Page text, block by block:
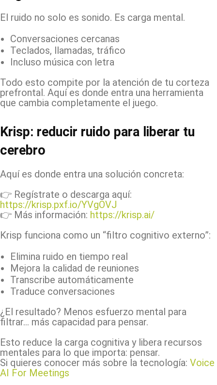
El ruido no solo es sonido. Es carga mental.
Conversaciones cercanas
Teclados, llamadas, tráfico
Incluso música con letra
Todo esto compite por la atención de tu corteza
prefrontal. Aquí es donde entra una herramienta
que cambia completamente el juego.
Krisp: reducir ruido para liberar tu
cerebro
Aquí es donde entra una solución concreta:
👉 Regístrate o descarga aquí:
https://krisp.pxf.io/YVgOVJ
👉 Más información: https://krisp.ai/
Krisp funciona como un “filtro cognitivo externo”:
Elimina ruido en tiempo real
Mejora la calidad de reuniones
Transcribe automáticamente
Traduce conversaciones
¿El resultado? Menos esfuerzo mental para
filtrar… más capacidad para pensar.
Esto reduce la carga cognitiva y libera recursos
mentales para lo que importa: pensar.
Si quieres conocer más sobre la tecnología: Voice
AI For Meetings